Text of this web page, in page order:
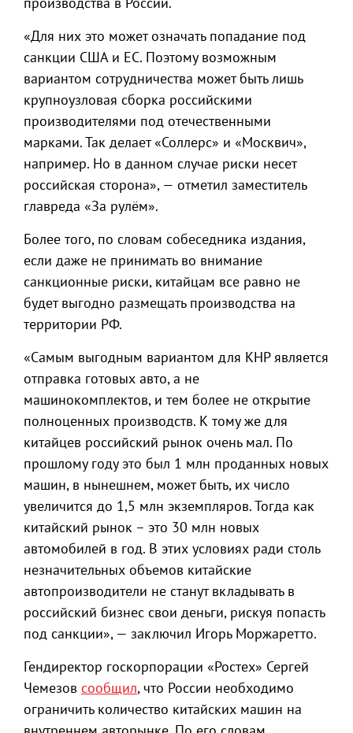
«Для них это может означать попадание под
санкции США и ЕС. Поэтому возможным
вариантом сотрудничества может быть лишь
крупноузловая сборка российскими
производителями под отечественными
марками. Так делает «Соллерс» и «Москвич»,
например. Но в данном случае риски несет
российская сторона», — отметил заместитель
главреда «За рулём».
Более того, по словам собеседника издания,
если даже не принимать во внимание
санкционные риски, китайцам все равно не
будет выгодно размещать производства на
территории РФ.
«Самым выгодным вариантом для КНР является
отправка готовых авто, а не
машинокомплектов, и тем более не открытие
полноценных производств. К тому же для
китайцев российский рынок очень мал. По
прошлому году это был 1 млн проданных новых
машин, в нынешнем, может быть, их число
увеличится до 1,5 млн экземпляров. Тогда как
китайский рынок – это 30 млн новых
автомобилей в год. В этих условиях ради столь
незначительных объемов китайские
автопроизводители не станут вкладывать в
российский бизнес свои деньги, рискуя попасть
под санкции», — заключил Игорь Моржаретто.
Гендиректор госкорпорации «Ростех» Сергей
Чемезов сообщил, что России необходимо
ограничить количество китайских машин на